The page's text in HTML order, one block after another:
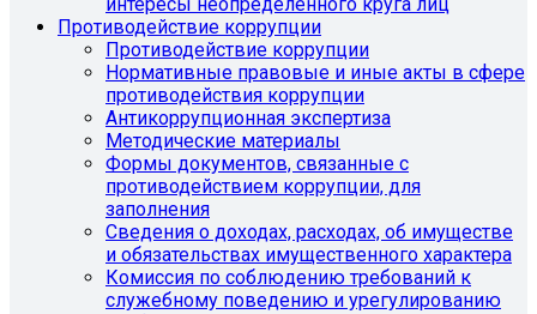
Противодействие коррупции
Противодействие коррупции
Нормативные правовые и иные акты в сфере
противодействия коррупции
Антикоррупционная экспертиза
Методические материалы
Формы документов, связанные с
противодействием коррупции, для
заполнения
Сведения о доходах, расходах, об имуществе
и обязательствах имущественного характера
Комиссия по соблюдению требований к
служебному поведению и урегулированию